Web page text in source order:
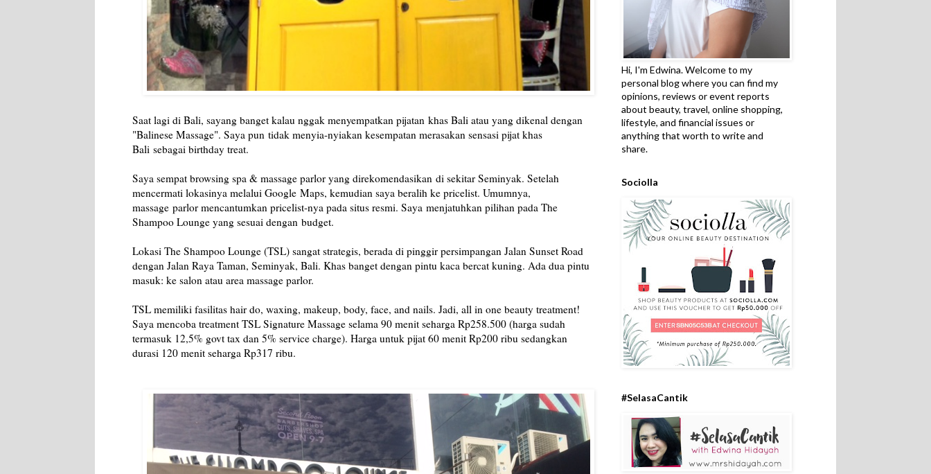
Saat lagi di Bali, sayang banget kalau nggak menyempatkan pijatan khas Bali atau yang dikenal dengan
"Balinese Massage". Saya pun tidak menyia-nyiakan kesempatan merasakan sensasi pijat khas
Bali sebagai birthday treat.
Saya sempat browsing spa & massage parlor yang direkomendasikan di sekitar Seminyak. Setelah
mencermati lokasinya melalui Google Maps, kemudian saya beralih ke pricelist. Umumnya,
massage parlor mencantumkan pricelist-nya pada situs resmi. Saya menjatuhkan pilihan pada The
Shampoo Lounge yang sesuai dengan budget.
Lokasi The Shampoo Lounge (TSL) sangat strategis, berada di pinggir persimpangan Jalan Sunset Road
dengan Jalan Raya Taman, Seminyak, Bali. Khas banget dengan pintu kaca bercat kuning. Ada dua pintu
masuk: ke salon atau area massage parlor.
TSL memiliki fasilitas hair do, waxing, makeup, body, face, and nails. Jadi, all in one beauty treatment!
Saya mencoba treatment TSL Signature Massage selama 90 menit seharga Rp258.500 (harga sudah
termasuk 12,5% govt tax dan 5% service charge). Harga untuk pijat 60 menit Rp200 ribu sedangkan
durasi 120 menit seharga Rp317 ribu.
Hi, I'm Edwina. Welcome to my
personal blog where you can find my
opinions, reviews or event reports
about beauty, travel, online shopping,
lifestyle, and financial issues or
anything that worth to write and
share.
Sociolla
#SelasaCantik